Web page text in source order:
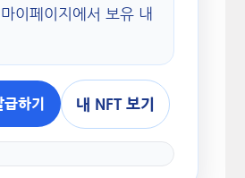
이페이지에서 보유 내
하기 내 NFT 보기